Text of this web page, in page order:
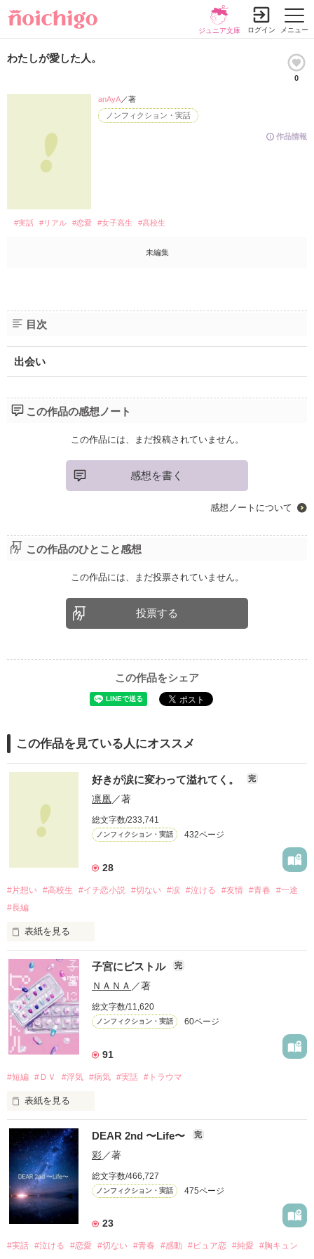
メニュー
ジュニア文庫 ログイン
わたしが愛した人。
0
作品情報
ノンフィクション・実話
anAyA／著
#実話 #リアル #恋愛 #女子高生 #高校生
未編集
目次
出会い
この作品の感想ノート
この作品には、まだ投稿されていません。
感想を書く
感想ノートについて
この作品のひとこと感想
この作品には、まだ投票されていません。
投票する
この作品をシェア
この作品を見ている人にオススメ
好きが涙に変わって溢れてく。 完
凛凰／著
総文字数/233,741
ノンフィクション・実話 432ページ
28
#片想い #高校生 #イチ恋小説 #切ない #涙 #泣ける #友情 #青春
#一途
#長編
表紙を見る
この想いが
アナタに届かないって
わかっていても
どうしようもなく
アナタのことが好きなんだ――……
☆.｡.:*･ﾟ☆.｡.:*･ﾟ☆
片桐 桜綾
(ｶﾀｷﾞﾘ ｻﾔ)
一途に魁のことが好き
素直になれず、未だに片想い中
×
子宮にピストル 完
ＮＡＮＡ ／著
総文字数/11,620
ノンフィクション・実話 60ページ
91
#短編 #ＤＶ #浮気 #病気 #実話 #トラウマ
表紙を見る
ハロー、ハロー、
貴女の子宮は元気ですか？
貴女の心は元気ですか？
ハロー、ハロー、応答願います
・
DEAR 2nd 〜Life〜 完
彩／著
総文字数/466,727
ノンフィクション・実話 475ページ
23
#実話 #泣ける #恋愛 #切ない #青春 #感動 #ピュア恋 #純愛
#胸キュン